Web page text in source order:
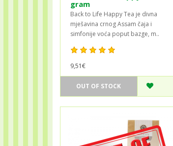
gram
Back to Life Happy Tea je divna
mješavina crnog Assam čaja i
simfonije voća poput bazge, m..
9,51€
OUT OF STOCK